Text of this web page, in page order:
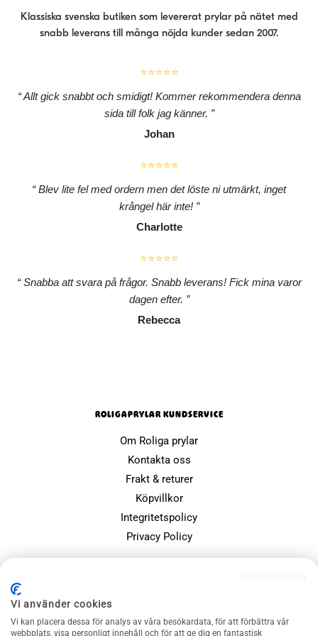
produktsidan
Klassiska svenska butiken som levererat prylar på nätet med
snabb leverans till många nöjda kunder sedan 2007.
⭐⭐⭐⭐⭐
Allt gick snabbt och smidigt! Kommer rekommendera denna
sida till folk jag känner.
Johan
⭐⭐⭐⭐⭐
Blev lite fel med ordern men det löste ni utmärkt, inget
krångel här inte!
Charlotte
⭐⭐⭐⭐⭐
Snabba att svara på frågor. Snabb leverans! Fick mina varor
dagen efter.
Rebecca
ROLIGAPRYLAR KUNDSERVICE
Om Roliga prylar
Kontakta oss
Frakt & returer
Köpvillkor
Integritetspolicy
Privacy Policy
Julklappsspelet
Vi använder cookies
Vi kan placera dessa för analys av våra besökardata, för att förbättra vår
webbplats, visa personligt innehåll och för att ge dig en fantastisk